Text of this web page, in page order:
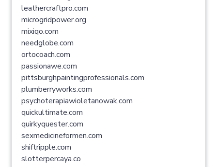
leathercraftpro.com
microgridpower.org
mixiqo.com
needglobe.com
ortocoach.com
passionawe.com
pittsburghpaintingprofessionals.com
plumberryworks.com
psychoterapiawioletanowak.com
quickultimate.com
quirkyquester.com
sexmedicineformen.com
shiftripple.com
slotterpercaya.co